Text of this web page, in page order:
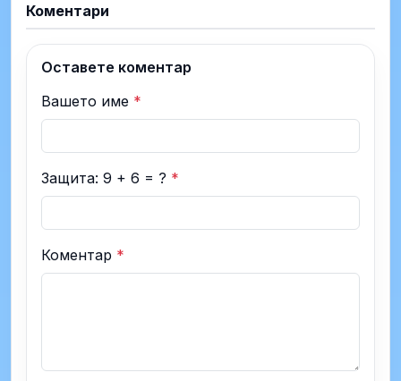
Коментари
Оставете коментар
Вашето име *
Защита: 9 + 6 = ? *
Коментар *